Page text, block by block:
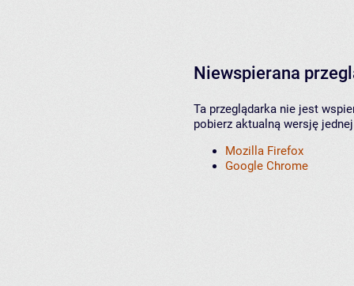
Niewspierana
Ta przeglądarka nie jest
pobierz aktualną wersję
Mozilla Firefox
Google Chrome